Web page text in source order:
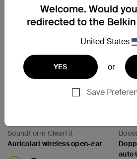
SoundForm ClearFit
Auricolari wireless open-ear
auto
Welcome. Would
redirected to the
United States
YES or
Save